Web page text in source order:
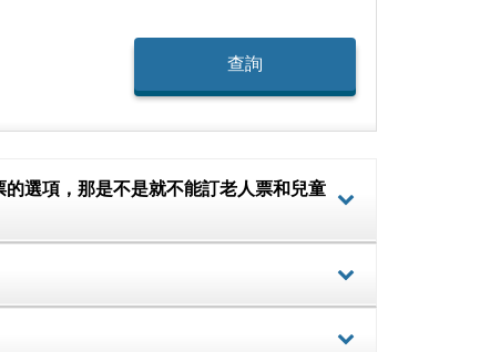
查詢
選項，那是不是就不能訂老人票和兒童